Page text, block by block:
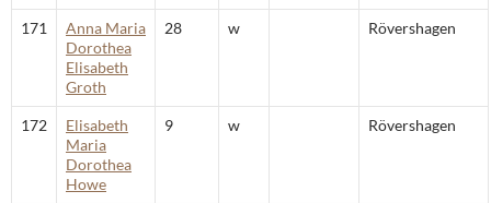
171
Anna Maria
Dorothea
Elisabeth
Groth
28 w Rövershagen
172
Elisabeth
Maria
Dorothea
Howe
9 w Rövershagen